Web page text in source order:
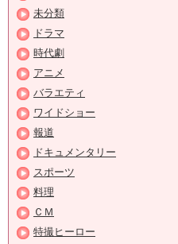
未分類
ドラマ
時代劇
アニメ
バラエティ
ワイドショー
報道
ドキュメンタリー
スポーツ
料理
ＣＭ
特撮ヒーロー